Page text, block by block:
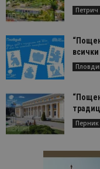
Петрич
Перник